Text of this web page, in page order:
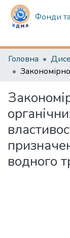
Фонди
Головна
водного